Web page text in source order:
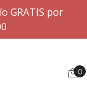
GRATIS por
0